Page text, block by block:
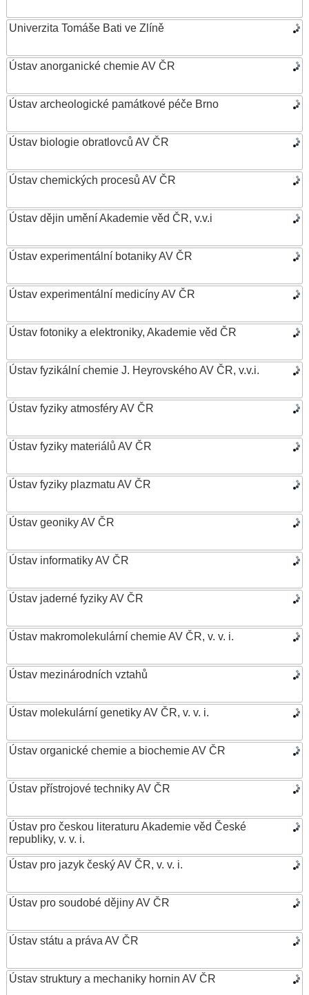
Univerzita Tomáše Bati ve Zlíně
Ústav anorganické chemie AV ČR
Ústav archeologické památkové péče Brno
Ústav biologie obratlovců AV ČR
Ústav chemických procesů AV ČR
Ústav dějin umění Akademie věd ČR, v.v.i
Ústav experimentální botaniky AV ČR
Ústav experimentální medicíny AV ČR
Ústav fotoniky a elektroniky, Akademie věd ČR
Ústav fyzikální chemie J. Heyrovského AV ČR, v.v.i.
Ústav fyziky atmosféry AV ČR
Ústav fyziky materiálů AV ČR
Ústav fyziky plazmatu AV ČR
Ústav geoniky AV ČR
Ústav informatiky AV ČR
Ústav jaderné fyziky AV ČR
Ústav makromolekulární chemie AV ČR, v. v. i.
Ústav mezinárodních vztahů
Ústav molekulární genetiky AV ČR, v. v. i.
Ústav organické chemie a biochemie AV ČR
Ústav přístrojové techniky AV ČR
Ústav pro českou literaturu Akademie věd České
republiky, v. v. i.
Ústav pro jazyk český AV ČR, v. v. i.
Ústav pro soudobé dějiny AV ČR
Ústav státu a práva AV ČR
Ústav struktury a mechaniky hornin AV ČR